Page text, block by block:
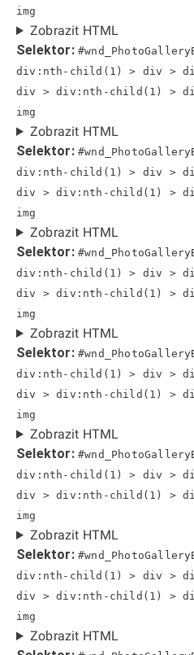
img
Zobrazit HTML
Selektor:
div:nth-child(1) > div >
div > div:nth-child(1) >
img
Zobrazit HTML
Selektor:
div:nth-child(1) > div >
div > div:nth-child(1) >
img
Zobrazit HTML
Selektor:
div:nth-child(1) > div >
div > div:nth-child(1) >
img
Zobrazit HTML
Selektor:
div:nth-child(1) > div >
div > div:nth-child(1) >
img
Zobrazit HTML
Selektor:
div:nth-child(1) > div >
div > div:nth-child(1) >
img
Zobrazit HTML
Selektor:
div:nth-child(1) > div >
div > div:nth-child(1) >
img
Zobrazit HTML